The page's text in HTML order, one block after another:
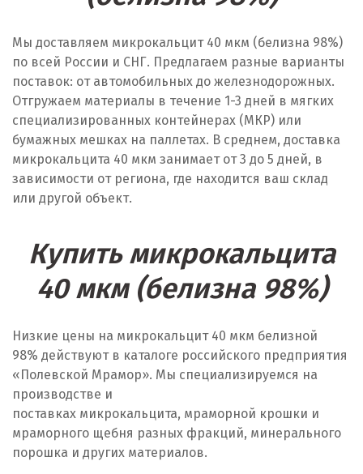
Мы доставляем микрокальцит 40 мкм (белизна 98%)
по всей России и СНГ. Предлагаем разные варианты
поставок: от автомобильных до железнодорожных.
Отгружаем материалы в течение 1-3 дней в мягких
специализированных контейнерах (МКР) или
бумажных мешках на паллетах. В среднем, доставка
микрокальцита 40 мкм занимает от 3 до 5 дней, в
зависимости от региона, где находится ваш склад
или другой объект.
Купить микрокальцита
40 мкм (белизна 98%)
Низкие цены на микрокальцит 40 мкм белизной
98% действуют в каталоге российского предприятия
«Полевской Мрамор». Мы специализируемся на
производстве и
поставках микрокальцита, мраморной крошки и
мраморного щебня разных фракций, минерального
порошка и других материалов.